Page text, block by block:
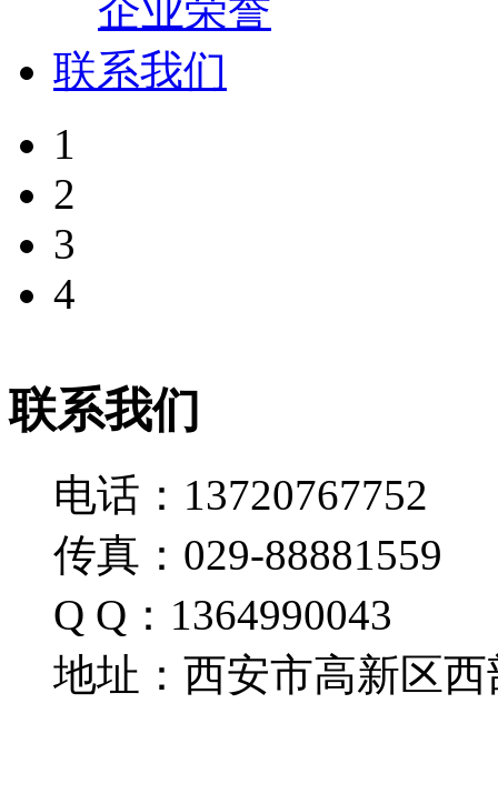
企业荣誉
联系我们
1
2
3
4
联系我们
电话：13720767752
传真：029-88881559
Q Q：1364990043
地址：西安市高新区西